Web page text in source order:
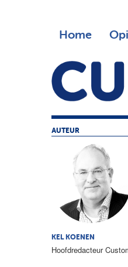
Home
AUTEUR
KEL KOENEN
Hoofdredacteur